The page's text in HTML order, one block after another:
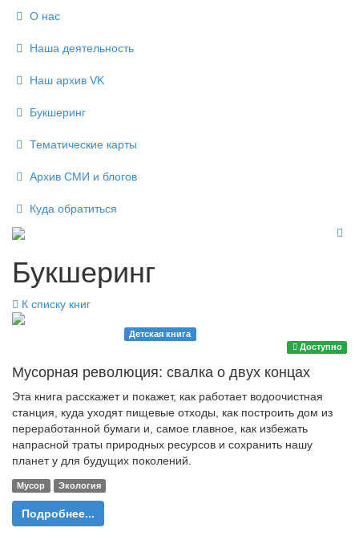
О нас
Наша деятельность
Наш архив VK
Букшеринг
Тематические карты
Архив СМИ и блогов
Куда обратиться
Букшеринг
К списку книг
Детская книга
Доступно
Мусорная революция: свалка о двух концах
Эта книга расскажет и покажет, как работает водоочистная
станция, куда уходят пищевые отходы, как построить дом из
переработанной бумаги и, самое главное, как избежать
напрасной траты природных ресурсов и сохранить нашу
планет у для будущих поколений.
Мусор Экология
Подробнее...